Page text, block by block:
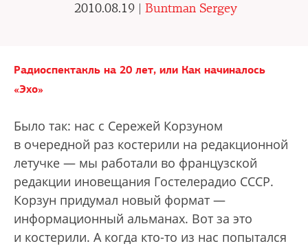
2010.08.19 | Buntman Sergey
Радиоспектакль на 20 лет, или Как начиналось
«Эхо»
Было так: нас с Сережей Корзуном
в очередной раз костерили на редакционной
летучке — мы работали во французской
редакции иновещания Гостелерадио СССР.
Корзун придумал новый формат —
информационный альманах. Вот за это
и костерили. А когда кто-то из нас попытался